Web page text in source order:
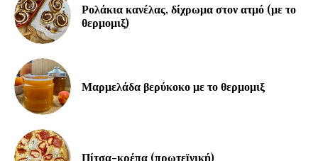
Ρολάκια κανέλας, δίχρωμα στον ατμό (με το
θερμομιξ)
Μαρμελάδα βερύκοκο με το θερμομιξ
Πίτσα-κρέπα (πρωτεϊνική)